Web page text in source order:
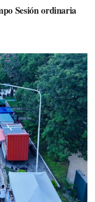
Sesión ordinaria